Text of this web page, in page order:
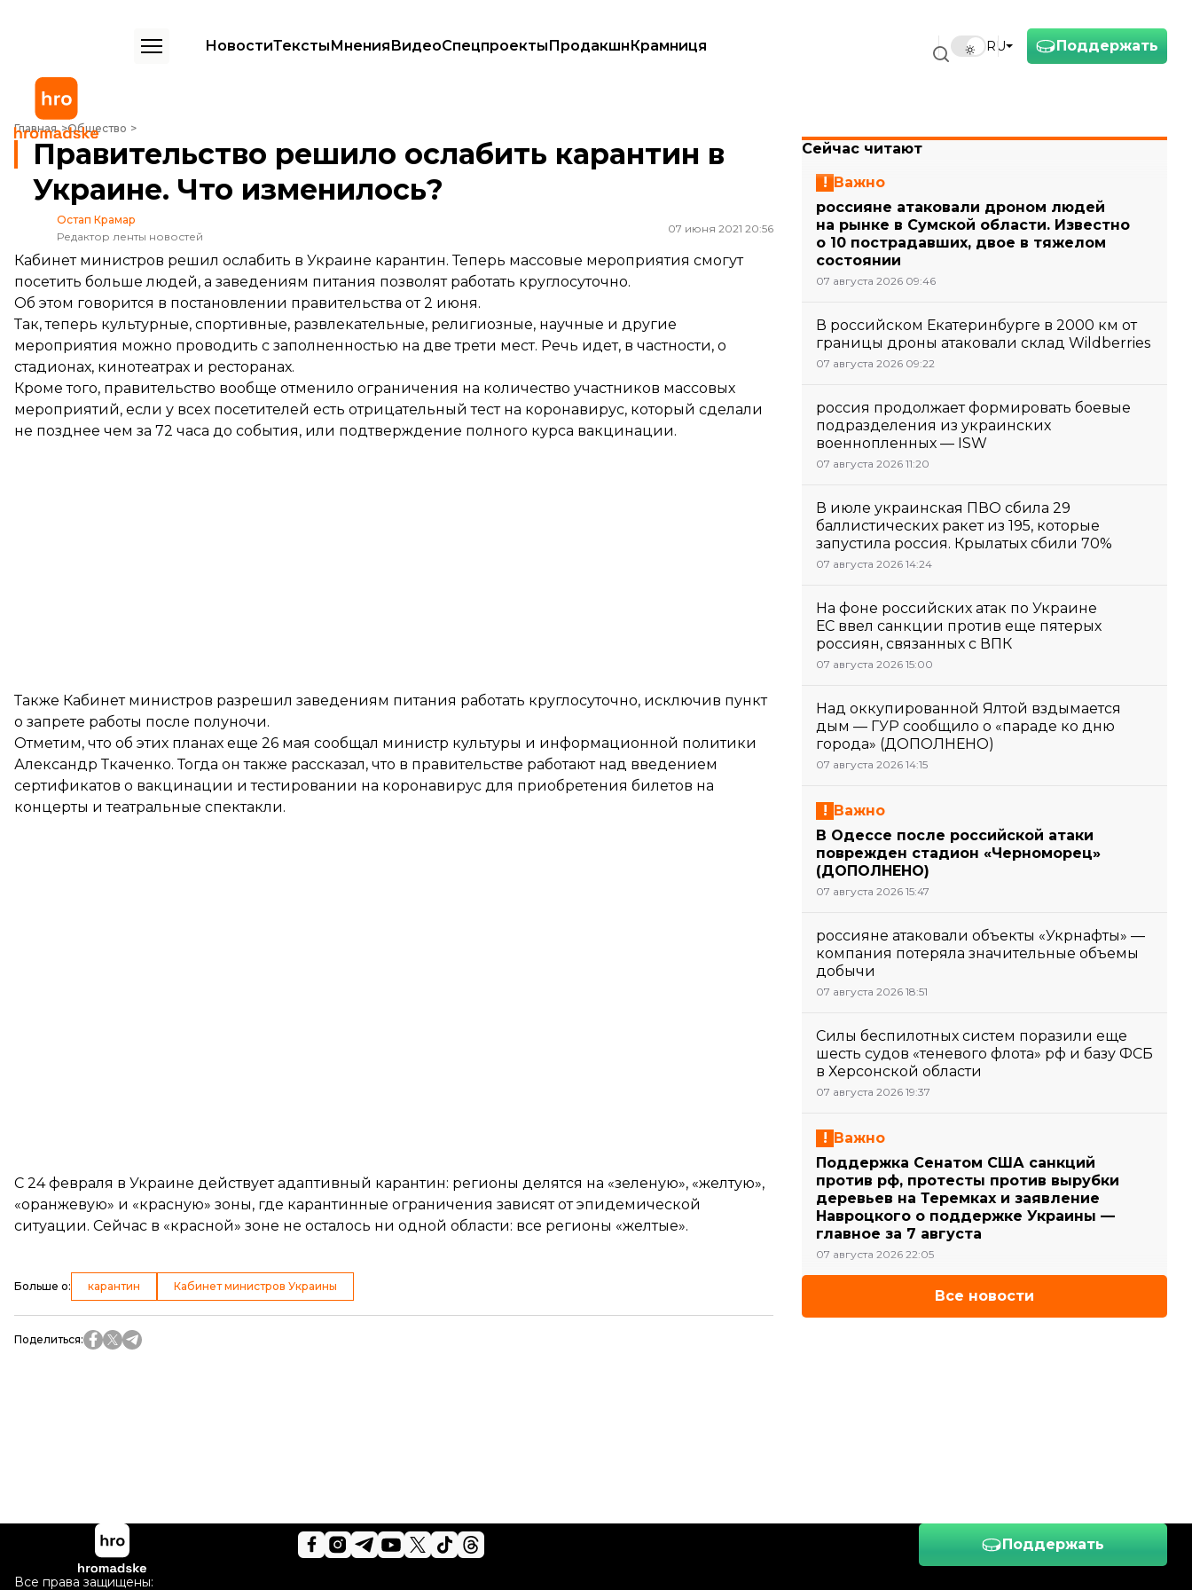
Поддержать
RU
НовостиТекстыМненияВидеоСпецпроектыПродакшнКрамниця
Главная Общество
Правительство решило ослабить карантин в Украине. Что изменилось?
Правительство решило ослабить карантин в
Украине. Что изменилось?
Остап Крамар
Редактор ленты новостей
07 июня 2021 20:56
Кабинет министров решил ослабить в Украине карантин. Теперь массовые мероприятия смогут
посетить больше людей, а заведениям питания позволят работать круглосуточно.
Об этом говорится в постановлении правительства от 2 июня.
Так, теперь культурные, спортивные, развлекательные, религиозные, научные и другие
мероприятия можно проводить с заполненностью на две трети мест. Речь идет, в частности, о
стадионах, кинотеатрах и ресторанах.
Кроме того, правительство вообще отменило ограничения на количество участников массовых
мероприятий, если у всех посетителей есть отрицательный тест на коронавирус, который сделали
не позднее чем за 72 часа до события, или подтверждение полного курса вакцинации.
Также Кабинет министров разрешил заведениям питания работать круглосуточно, исключив пункт
о запрете работы после полуночи.
Отметим, что об этих планах еще 26 мая сообщал министр культуры и информационной политики
Александр Ткаченко. Тогда он также рассказал, что в правительстве работают над введением
сертификатов о вакцинации и тестировании на коронавирус для приобретения билетов на
концерты и театральные спектакли.
С 24 февраля в Украине действуетадаптивный карантин: регионы делятся на «зеленую», «желтую»,
«оранжевую» и «красную» зоны, где карантинные ограничения зависят от эпидемической
ситуации. Сейчас в «красной» зоне не осталось ни одной области: все регионы «желтые».
Больше о: карантин Кабинет министров Украины
Поделиться:
Сейчас читают
Важно
россияне атаковали дроном людей
на рынке в Сумской области. Известно
о 10 пострадавших, двое в тяжелом
состоянии
07 августа 2026 09:46
В российском Екатеринбурге в 2000 км от
границы дроны атаковали склад Wildberries
07 августа 2026 09:22
россия продолжает формировать боевые
подразделения из украинских
военнопленных — ISW
07 августа 2026 11:20
В июле украинская ПВО сбила 29
баллистических ракет из 195, которые
запустила россия. Крылатых сбили 70%
07 августа 2026 14:24
На фоне российских атак по Украине
ЕС ввел санкции против еще пятерых
россиян, связанных с ВПК
07 августа 2026 15:00
Над оккупированной Ялтой вздымается
дым — ГУР сообщило о «параде ко дню
города» (ДОПОЛНЕНО)
07 августа 2026 14:15
Важно
В Одессе после российской атаки
поврежден стадион «Черноморец»
(ДОПОЛНЕНО)
07 августа 2026 15:47
россияне атаковали объекты «Укрнафты» —
компания потеряла значительные объемы
добычи
07 августа 2026 18:51
Силы беспилотных систем поразили еще
шесть судов «теневого флота» рф и базу ФСБ
в Херсонской области
07 августа 2026 19:37
Важно
Поддержка Сенатом США санкций
против рф, протесты против вырубки
деревьев на Теремках и заявление
Навроцкого о поддержке Украины —
главное за 7 августа
07 августа 2026 22:05
Все новости
Поддержать
Все права защищены: